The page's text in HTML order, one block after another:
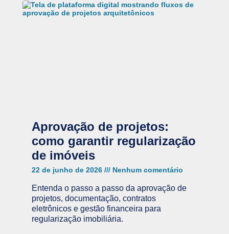
Aprovação de projetos:
como garantir regularização
de imóveis
22 de junho de 2026 Nenhum comentário
Entenda o passo a passo da aprovação de
projetos, documentação, contratos
eletrônicos e gestão financeira para
regularização imobiliária.